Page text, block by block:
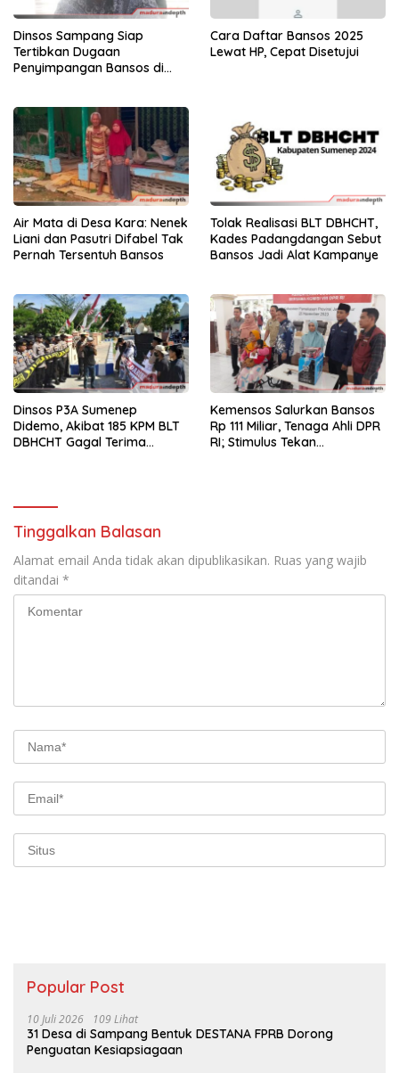
Dinsos Sampang Siap
Tertibkan Dugaan
Penyimpangan Bansos di
Cara Daftar Bansos 2025
Lewat HP, Cepat Disetujui
Air Mata di Desa Kara: Nenek
Liani dan Pasutri Difabel Tak
Pernah Tersentuh Bansos
Tolak Realisasi BLT DBHCHT,
Kades Padangdangan Sebut
Bansos Jadi Alat Kampanye
Dinsos P3A Sumenep
Didemo, Akibat 185 KPM BLT
DBHCHT Gagal Terima
Kemensos Salurkan Bansos
Rp 111 Miliar, Tenaga Ahli DPR
RI; Stimulus Tekan
Tinggalkan Balasan
Alamat email Anda tidak akan dipublikasikan. Ruas yang wajib
ditandai *
Popular Post
10 Juli 2026 109 Lihat
31 Desa di Sampang Bentuk DESTANA FPRB Dorong
Penguatan Kesiapsiagaan